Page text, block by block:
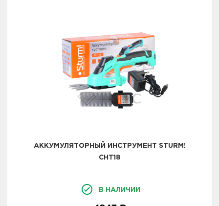
АККУМУЛЯТОРНЫЙ ИНСТРУМЕНТ STURM!
CHT18
В НАЛИЧИИ